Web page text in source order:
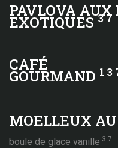
PAVLOVA AUX
EXOTIQUES3 7
CAFÉ
GOURMAND 1 3
MOELLEUX
boule de glace vanille 3 7